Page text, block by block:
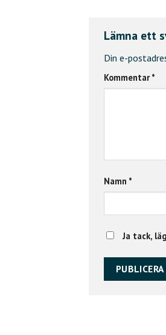
Lämna ett
Din e-
Kommentar*
Namn *
Ja tack,